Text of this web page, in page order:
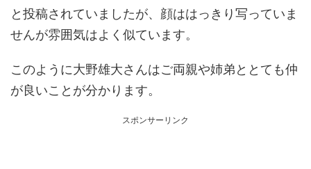
と投稿されていましたが、顔ははっきり写っていま
せんが雰囲気はよく似ています。
このように大野雄大さんはご両親や姉弟ととても仲
が良いことが分かります。
スポンサーリンク